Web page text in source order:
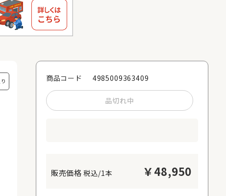
商品コード 4985009363409
品切れ中
税込/1本 ￥48,950